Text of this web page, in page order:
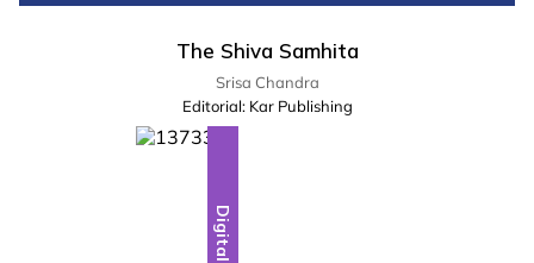
The Shiva Samhita
Srisa Chandra
Editorial: Kar Publishing
Digital